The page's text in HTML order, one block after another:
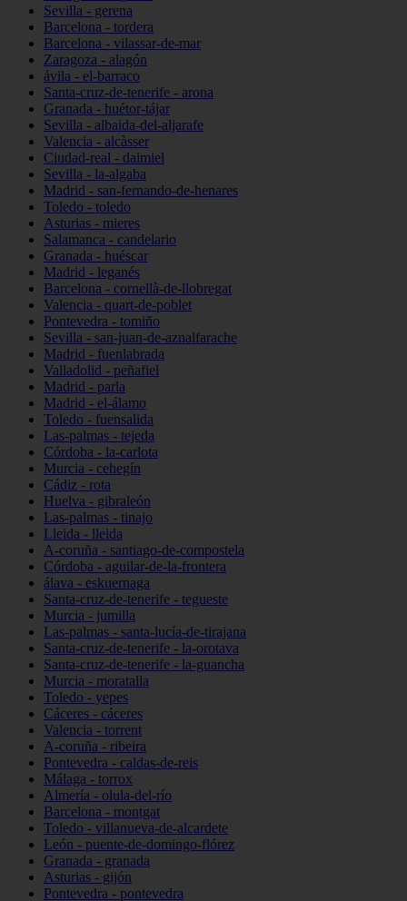
Sevilla - gerena
Barcelona - tordera
Barcelona - vilassar-de-mar
Zaragoza - alagón
ávila - el-barraco
Santa-cruz-de-tenerife - arona
Granada - huétor-tájar
Sevilla - albaida-del-aljarafe
Valencia - alcàsser
Ciudad-real - daimiel
Sevilla - la-algaba
Madrid - san-fernando-de-henares
Toledo - toledo
Asturias - mieres
Salamanca - candelario
Granada - huéscar
Madrid - leganés
Barcelona - cornellà-de-llobregat
Valencia - quart-de-poblet
Pontevedra - tomiño
Sevilla - san-juan-de-aznalfarache
Madrid - fuenlabrada
Valladolid - peñafiel
Madrid - parla
Madrid - el-álamo
Toledo - fuensalida
Las-palmas - tejeda
Córdoba - la-carlota
Murcia - cehegín
Cádiz - rota
Huelva - gibraleón
Las-palmas - tinajo
Lleida - lleida
A-coruña - santiago-de-compostela
Córdoba - aguilar-de-la-frontera
álava - eskuernaga
Santa-cruz-de-tenerife - tegueste
Murcia - jumilla
Las-palmas - santa-lucía-de-tirajana
Santa-cruz-de-tenerife - la-orotava
Santa-cruz-de-tenerife - la-guancha
Murcia - moratalla
Toledo - yepes
Cáceres - cáceres
Valencia - torrent
A-coruña - ribeira
Pontevedra - caldas-de-reis
Málaga - torrox
Almería - olula-del-río
Barcelona - montgat
Toledo - villanueva-de-alcardete
León - puente-de-domingo-flórez
Granada - granada
Asturias - gijón
Pontevedra - pontevedra